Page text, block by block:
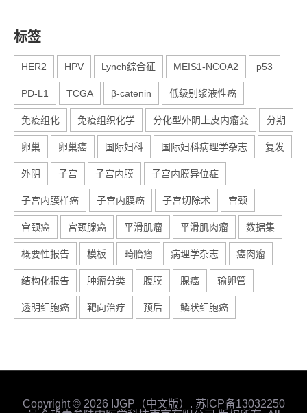
标签
HER2 HPV Lynch综合征 MEIS1-NCOA2 p53
PD-L1 TCGA β-catenin 低级别浆液性癌
免疫组化 免疫组织化学 分化型外阴上皮内瘤变 分期
卵巢 卵巢癌 国际妇科 国际妇科病理学杂志 复发
外阴 子宫 子宫内膜 子宫内膜异位症
子宫内膜样癌 子宫内膜癌 子宫切除术 宫颈
宫颈癌 宫颈腺癌 平滑肌瘤 平滑肌肉瘤 数据集
概要性报告 模板 畸胎瘤 病理学杂志 癌肉瘤
结构化报告 肿瘤分类 腹膜 腺癌 输卵管
透明细胞癌 靶向治疗 预后 鳞状细胞癌
Copyright © 2026 IJGP（中文版）. 苏ICP备13032250